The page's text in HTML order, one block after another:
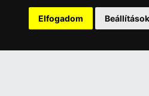
Elfogadom
Általános Szerződési Feltételek
Adatkezelési nyilatkozat